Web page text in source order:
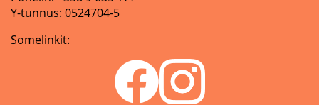
Y-tunnus: 0524704-5
Somelinkit: